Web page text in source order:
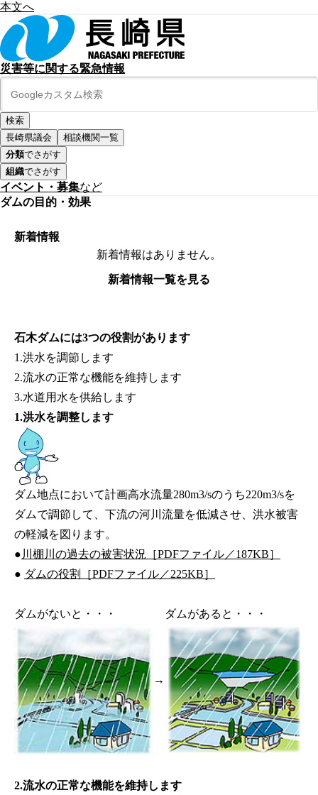
本文へ
災害等に関する緊急情報
長崎県議会
相談機関一覧
分類でさがす
組織でさがす
イベント・募集など
ダムの目的・効果
新着情報
新着情報はありません。
新着情報一覧を見る
石木ダムには3つの役割があります
1.洪水を調節します
2.流水の正常な機能を維持します
3.水道用水を供給します
1.洪水を調整します
ダム地点において計画高水流量280m3/sのうち220m3/sを
ダムで調節して、下流の河川流量を低減させ、洪水被害
の軽減を図ります。
● 川棚川の過去の被害状況［PDFファイル／187KB］
● ダムの役割［PDFファイル／225KB］
ダムがないと・・・
→
ダムがあると・・・
2.流水の正常な機能を維持します